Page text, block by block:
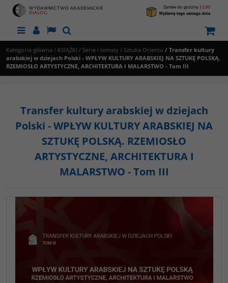
MenuPanelLangSzukaj
Kategoria główna / KSIĄŻKI / Serie i tematy / Sztuka Orientu / Transfer kultury
arabskiej w dziejach Polski - WPŁYW KULTURY ARABSKIEJ NA SZTUKĘ POLSKĄ.
RZEMIOSŁO ARTYSTYCZNE, ARCHITEKTURA I MALARSTWO - Tom III
Transfer kultury arabskiej w dziejach
Polski - WPŁYW KULTURY ARABSKIEJ NA
SZTUKĘ POLSKĄ. RZEMIOSŁO
ARTYSTYCZNE, ARCHITEKTURA I
MALARSTWO - Tom III